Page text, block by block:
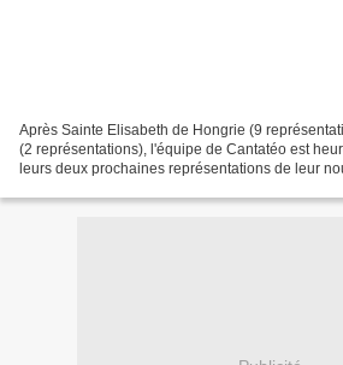
Après Sainte Elisabeth de Hongrie (9
(2 représentations), l'équipe de Cantatéo est
leurs deux prochaines représentations de leur